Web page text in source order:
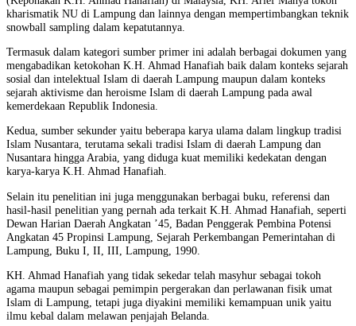
kharismatik NU di Lampung dan lainnya dengan mempertimbangkan teknik
snowball sampling dalam kepatutannya.
Termasuk dalam kategori sumber primer ini adalah berbagai dokumen yang
mengabadikan ketokohan K.H. Ahmad Hanafiah baik dalam konteks sejarah
sosial dan intelektual Islam di daerah Lampung maupun dalam konteks
sejarah aktivisme dan heroisme Islam di daerah Lampung pada awal
kemerdekaan Republik Indonesia.
Kedua, sumber sekunder yaitu beberapa karya ulama dalam lingkup tradisi
Islam Nusantara, terutama sekali tradisi Islam di daerah Lampung dan
Nusantara hingga Arabia, yang diduga kuat memiliki kedekatan dengan
karya-karya K.H. Ahmad Hanafiah.
Selain itu penelitian ini juga menggunakan berbagai buku, referensi dan
hasil-hasil penelitian yang pernah ada terkait K.H. Ahmad Hanafiah, seperti
Dewan Harian Daerah Angkatan ’45, Badan Penggerak Pembina Potensi
Angkatan 45 Propinsi Lampung, Sejarah Perkembangan Pemerintahan di
Lampung, Buku I, II, III, Lampung, 1990.
KH. Ahmad Hanafiah yang tidak sekedar telah masyhur sebagai tokoh
agama maupun sebagai pemimpin pergerakan dan perlawanan fisik umat
Islam di Lampung, tetapi juga diyakini memiliki kemampuan unik yaitu
ilmu kebal dalam melawan penjajah Belanda.